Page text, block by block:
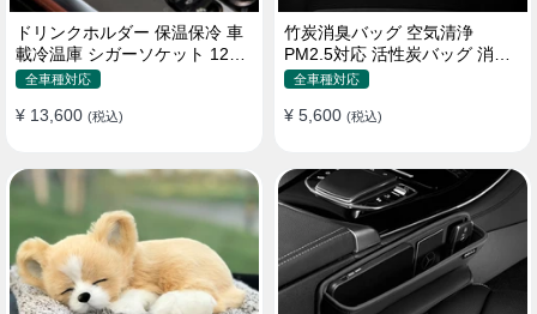
ドリンクホルダー 保温保冷 車
載冷温庫 シガーソケット 12V
車用 車中泊
全車種対応
¥ 13,600 (税込)
竹炭消臭バッグ 空気清浄
PM2.5対応 活性炭バッグ 消臭
車用 デオドラント 繰り返し使
全車種対応
¥ 5,600 (税込)